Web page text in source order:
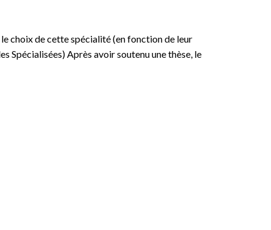
le choix de cette spécialité (en fonction de leur
Spécialisées) Après avoir soutenu une thèse, le